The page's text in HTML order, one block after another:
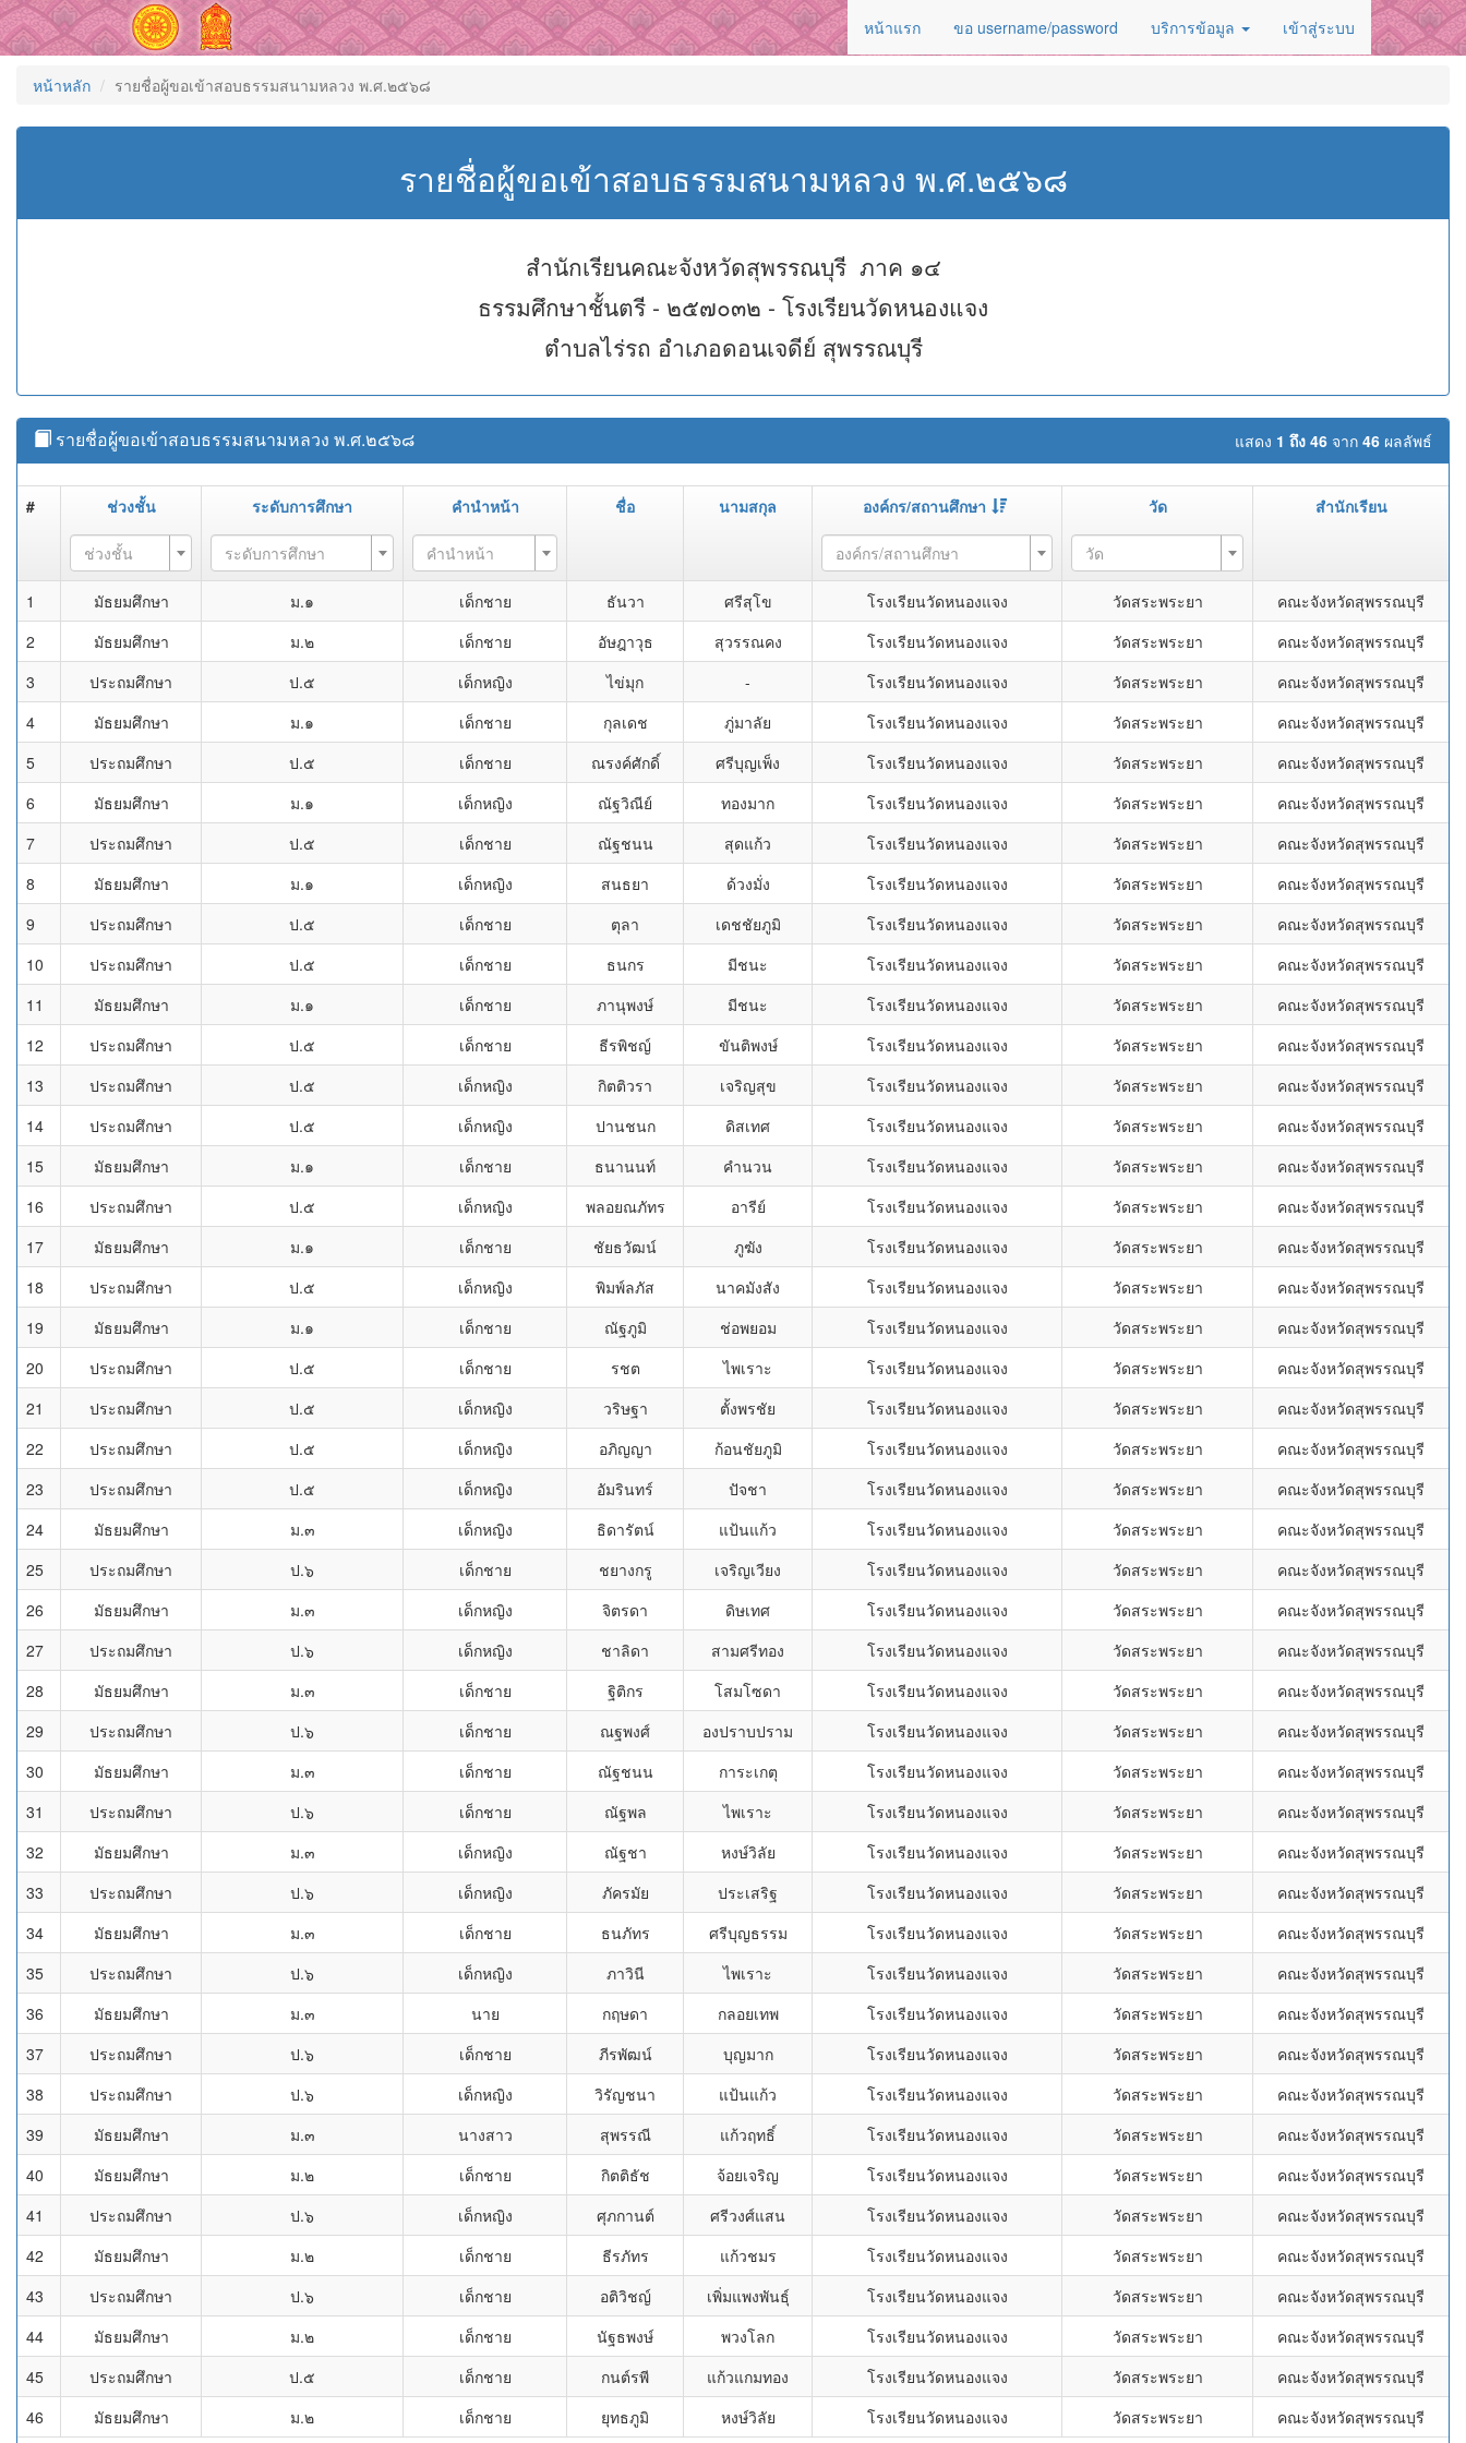
หน้าแรก ขอ username/password บริการข้อมูล เข้าสู่ระบบ
หน้าหลัก รายชื่อผู้ขอเข้าสอบธรรมสนามหลวง พ.ศ.๒๕๖๘
รายชื่อผู้ขอเข้าสอบธรรมสนามหลวง พ.ศ.๒๕๖๘
สำนักเรียนคณะจังหวัดสุพรรณบุรี ภาค ๑๔
ธรรมศึกษาชั้นตรี - ๒๕๗๐๓๒ - โรงเรียนวัดหนองแจง
ตำบลไร่รถ อำเภอดอนเจดีย์ สุพรรณบุรี
แสดง 1 ถึง 46 จาก 46 ผลลัพธ์
รายชื่อผู้ขอเข้าสอบธรรมสนามหลวง พ.ศ.๒๕๖๘
# ช่วงชั้น ระดับการศึกษา คำนำหน้า ชื่อ นามสกุล องค์กร/สถานศึกษา วัด สำนักเรียน
ช่วงชั้น ระดับการศึกษา คำนำหน้า องค์กร/สถานศึกษา วัด
1 มัธยมศึกษา ม.๑ เด็กชาย ธันวา ศรีสุโข โรงเรียนวัดหนองแจง วัดสระพระยา
คณะจังหวัดสุพรรณบุรี
2
มัธยมศึกษา ม.๒ เด็กชาย อัษฎาวุธ สุวรรณคง โรงเรียนวัดหนองแจง วัดสระพระยา
คณะจังหวัดสุพรรณบุรี
3
ประถมศึกษา ป.๕ เด็กหญิง ไข่มุก - โรงเรียนวัดหนองแจง วัดสระพระยา
คณะจังหวัดสุพรรณบุรี
4
มัธยมศึกษา ม.๑ เด็กชาย กุลเดช ภู่มาลัย โรงเรียนวัดหนองแจง วัดสระพระยา
คณะจังหวัดสุพรรณบุรี
5
ประถมศึกษา ป.๕ เด็กชาย ณรงค์ศักดิ์ ศรีบุญเพ็ง โรงเรียนวัดหนองแจง วัดสระพระยา
คณะจังหวัดสุพรรณบุรี
6
มัธยมศึกษา ม.๑ เด็กหญิง ณัฐวิณีย์ ทองมาก โรงเรียนวัดหนองแจง วัดสระพระยา
คณะจังหวัดสุพรรณบุรี
7
ประถมศึกษา ป.๕ เด็กชาย ณัฐชนน สุดแก้ว โรงเรียนวัดหนองแจง วัดสระพระยา
คณะจังหวัดสุพรรณบุรี
8
มัธยมศึกษา ม.๑ เด็กหญิง สนธยา ด้วงมั่ง โรงเรียนวัดหนองแจง วัดสระพระยา
คณะจังหวัดสุพรรณบุรี
9
ประถมศึกษา ป.๕ เด็กชาย ตุลา เดชชัยภูมิ โรงเรียนวัดหนองแจง วัดสระพระยา
คณะจังหวัดสุพรรณบุรี
10
ประถมศึกษา ป.๕ เด็กชาย ธนกร มีชนะ โรงเรียนวัดหนองแจง วัดสระพระยา
คณะจังหวัดสุพรรณบุรี
11
มัธยมศึกษา ม.๑ เด็กชาย ภานุพงษ์ มีชนะ โรงเรียนวัดหนองแจง วัดสระพระยา
คณะจังหวัดสุพรรณบุรี
12
ประถมศึกษา ป.๕ เด็กชาย ธีรพิชญ์ ขันติพงษ์ โรงเรียนวัดหนองแจง วัดสระพระยา
คณะจังหวัดสุพรรณบุรี
13
ประถมศึกษา ป.๕ เด็กหญิง กิตติวรา เจริญสุข โรงเรียนวัดหนองแจง วัดสระพระยา
คณะจังหวัดสุพรรณบุรี
14
ประถมศึกษา ป.๕ เด็กหญิง ปานชนก ดิสเทศ โรงเรียนวัดหนองแจง วัดสระพระยา
คณะจังหวัดสุพรรณบุรี
15
มัธยมศึกษา ม.๑ เด็กชาย ธนานนท์ คำนวน โรงเรียนวัดหนองแจง วัดสระพระยา
คณะจังหวัดสุพรรณบุรี
16
ประถมศึกษา ป.๕ เด็กหญิง พลอยณภัทร อารีย์ โรงเรียนวัดหนองแจง วัดสระพระยา
คณะจังหวัดสุพรรณบุรี
17
มัธยมศึกษา ม.๑ เด็กชาย ชัยธวัฒน์ ภูฆัง โรงเรียนวัดหนองแจง วัดสระพระยา
คณะจังหวัดสุพรรณบุรี
18
ประถมศึกษา ป.๕ เด็กหญิง พิมพ์ลภัส นาคมังสัง โรงเรียนวัดหนองแจง วัดสระพระยา
คณะจังหวัดสุพรรณบุรี
19
มัธยมศึกษา ม.๑ เด็กชาย ณัฐภูมิ ช่อพยอม โรงเรียนวัดหนองแจง วัดสระพระยา
คณะจังหวัดสุพรรณบุรี
20
ประถมศึกษา ป.๕ เด็กชาย รชต ไพเราะ โรงเรียนวัดหนองแจง วัดสระพระยา
คณะจังหวัดสุพรรณบุรี
21
ประถมศึกษา ป.๕ เด็กหญิง วริษฐา ตั้งพรชัย โรงเรียนวัดหนองแจง วัดสระพระยา
คณะจังหวัดสุพรรณบุรี
22
ประถมศึกษา ป.๕ เด็กหญิง อภิญญา ก้อนชัยภูมิ โรงเรียนวัดหนองแจง วัดสระพระยา
คณะจังหวัดสุพรรณบุรี
23
ประถมศึกษา ป.๕ เด็กหญิง อัมรินทร์ ปัจชา โรงเรียนวัดหนองแจง วัดสระพระยา
คณะจังหวัดสุพรรณบุรี
24
มัธยมศึกษา ม.๓ เด็กหญิง ธิดารัตน์ แป้นแก้ว โรงเรียนวัดหนองแจง วัดสระพระยา
คณะจังหวัดสุพรรณบุรี
25
ประถมศึกษา ป.๖ เด็กชาย ชยางกรู เจริญเวียง โรงเรียนวัดหนองแจง วัดสระพระยา
คณะจังหวัดสุพรรณบุรี
26
มัธยมศึกษา ม.๓ เด็กหญิง จิตรดา ดิษเทศ โรงเรียนวัดหนองแจง วัดสระพระยา
คณะจังหวัดสุพรรณบุรี
27
ประถมศึกษา ป.๖ เด็กหญิง ชาลิดา สามศรีทอง โรงเรียนวัดหนองแจง วัดสระพระยา
คณะจังหวัดสุพรรณบุรี
28
มัธยมศึกษา ม.๓ เด็กชาย ฐิติกร โสมโซดา โรงเรียนวัดหนองแจง วัดสระพระยา
คณะจังหวัดสุพรรณบุรี
29
ประถมศึกษา ป.๖ เด็กชาย ณฐพงศ์ องปราบปราม โรงเรียนวัดหนองแจง วัดสระพระยา
คณะจังหวัดสุพรรณบุรี
30
มัธยมศึกษา ม.๓ เด็กชาย ณัฐชนน การะเกตุ โรงเรียนวัดหนองแจง วัดสระพระยา
คณะจังหวัดสุพรรณบุรี
31
ประถมศึกษา ป.๖ เด็กชาย ณัฐพล ไพเราะ โรงเรียนวัดหนองแจง วัดสระพระยา
คณะจังหวัดสุพรรณบุรี
32
มัธยมศึกษา ม.๓ เด็กหญิง ณัฐชา หงษ์วิลัย โรงเรียนวัดหนองแจง วัดสระพระยา
คณะจังหวัดสุพรรณบุรี
33
ประถมศึกษา ป.๖ เด็กหญิง ภัครมัย ประเสริฐ โรงเรียนวัดหนองแจง วัดสระพระยา
คณะจังหวัดสุพรรณบุรี
34
มัธยมศึกษา ม.๓ เด็กชาย ธนภัทร ศรีบุญธรรม โรงเรียนวัดหนองแจง วัดสระพระยา
คณะจังหวัดสุพรรณบุรี
35
ประถมศึกษา ป.๖ เด็กหญิง ภาวินี ไพเราะ โรงเรียนวัดหนองแจง วัดสระพระยา
คณะจังหวัดสุพรรณบุรี
36
มัธยมศึกษา ม.๓ นาย กฤษดา กลอยเทพ โรงเรียนวัดหนองแจง วัดสระพระยา
คณะจังหวัดสุพรรณบุรี
37
ประถมศึกษา ป.๖ เด็กชาย ภีรพัฒน์ บุญมาก โรงเรียนวัดหนองแจง วัดสระพระยา
คณะจังหวัดสุพรรณบุรี
38
ประถมศึกษา ป.๖ เด็กหญิง วิรัญชนา แป้นแก้ว โรงเรียนวัดหนองแจง วัดสระพระยา
คณะจังหวัดสุพรรณบุรี
39
มัธยมศึกษา ม.๓ นางสาว สุพรรณี แก้วฤทธิ์ โรงเรียนวัดหนองแจง วัดสระพระยา
คณะจังหวัดสุพรรณบุรี
40
มัธยมศึกษา ม.๒ เด็กชาย กิตติธัช จ้อยเจริญ โรงเรียนวัดหนองแจง วัดสระพระยา
คณะจังหวัดสุพรรณบุรี
41
ประถมศึกษา ป.๖ เด็กหญิง ศุภกานต์ ศรีวงศ์แสน โรงเรียนวัดหนองแจง วัดสระพระยา
คณะจังหวัดสุพรรณบุรี
42
มัธยมศึกษา ม.๒ เด็กชาย ธีรภัทร แก้วชมร โรงเรียนวัดหนองแจง วัดสระพระยา
คณะจังหวัดสุพรรณบุรี
43
ประถมศึกษา ป.๖ เด็กชาย อติวิชญ์ เพิ่มแพงพันธุ์ โรงเรียนวัดหนองแจง วัดสระพระยา
คณะจังหวัดสุพรรณบุรี
44
มัธยมศึกษา ม.๒ เด็กชาย นัฐธพงษ์ พวงโลก โรงเรียนวัดหนองแจง วัดสระพระยา
คณะจังหวัดสุพรรณบุรี
45
ประถมศึกษา ป.๕ เด็กชาย กนต์รพี แก้วแกมทอง โรงเรียนวัดหนองแจง วัดสระพระยา
คณะจังหวัดสุพรรณบุรี
46
มัธยมศึกษา ม.๒ เด็กชาย ยุทธภูมิ หงษ์วิลัย โรงเรียนวัดหนองแจง วัดสระพระยา คณะจังหวัดสุพรรณบุรี